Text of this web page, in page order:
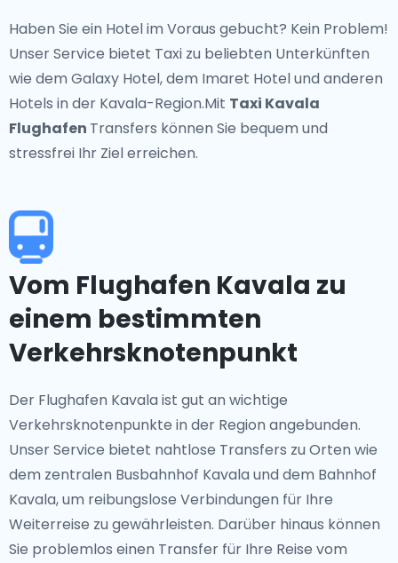
Haben Sie ein Hotel im Voraus gebucht? Kein Problem!
Unser Service bietet Taxi zu beliebten Unterkünften
wie dem Galaxy Hotel, dem Imaret Hotel und anderen
Hotels in der Kavala-Region.Mit Taxi Kavala
Flughafen Transfers können Sie bequem und
stressfrei Ihr Ziel erreichen.
Vom Flughafen Kavala zu
einem bestimmten
Verkehrsknotenpunkt
Der Flughafen Kavala ist gut an wichtige
Verkehrsknotenpunkte in der Region angebunden.
Unser Service bietet nahtlose Transfers zu Orten wie
dem zentralen Busbahnhof Kavala und dem Bahnhof
Kavala, um reibungslose Verbindungen für Ihre
Weiterreise zu gewährleisten. Darüber hinaus können
Sie problemlos einen Transfer für Ihre Reise vom